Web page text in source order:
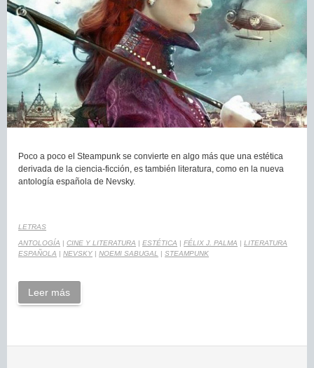
Poco a poco el Steampunk se convierte en algo más que una estética
derivada de la ciencia-ficción, es también literatura, como en la nueva
antología española de Nevsky.
LETRAS
ANTOLOGÍA | CINE Y LITERATURA | ESTÉTICA | FÉLIX J. PALMA | LITERATURA
ESPAÑOLA | NEVSKY | NOEMI SABUGAL | STEAMPUNK
Leer más